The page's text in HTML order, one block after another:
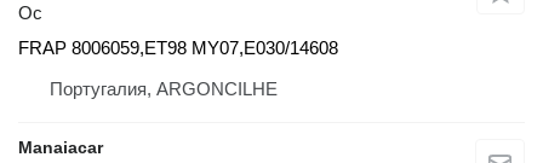
Ос
FRAP 8006059,ET98 MY07,E030/14608
Португалия, ARGONCILHE
Manaiacar